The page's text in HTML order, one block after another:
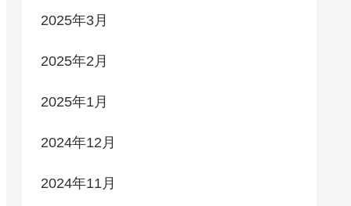
2025年3月
2025年2月
2025年1月
2024年12月
2024年11月